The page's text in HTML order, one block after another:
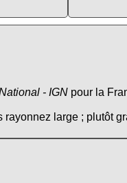
- IGN pour la
large ; plutôt